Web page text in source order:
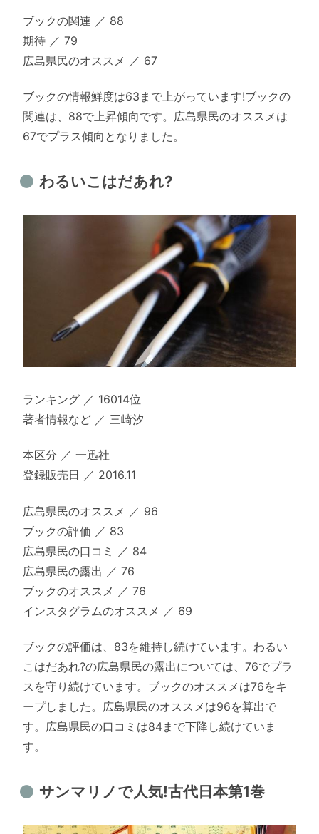
ブックの関連 ／ 88
期待 ／ 79
広島県民のオススメ ／ 67
ブックの情報鮮度は63まで上がっています!ブックの
関連は、88で上昇傾向です。広島県民のオススメは
67でプラス傾向となりました。
わるいこはだあれ?
ランキング ／ 16014位
著者情報など ／ 三崎汐
本区分 ／ 一迅社
登録販売日 ／ 2016.11
広島県民のオススメ ／ 96
ブックの評価 ／ 83
広島県民の口コミ ／ 84
広島県民の露出 ／ 76
ブックのオススメ ／ 76
インスタグラムのオススメ ／ 69
ブックの評価は、83を維持し続けています。わるい
こはだあれ?の広島県民の露出については、76でプラ
スを守り続けています。ブックのオススメは76をキ
ープしました。広島県民のオススメは96を算出で
す。広島県民の口コミは84まで下降し続けていま
す。
サンマリノで人気!古代日本第1巻